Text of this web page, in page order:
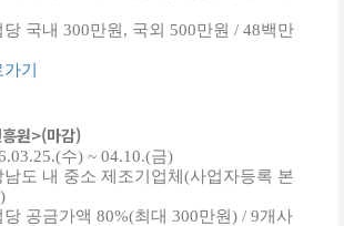
국내 300만원, 국외 500만원 / 48백만
기
원>(마감)
수) ~ 04.10.(금)
도 내 중소 제조기업체(사업자등록 본
공금가액 80%(최대 300만원) / 9개사